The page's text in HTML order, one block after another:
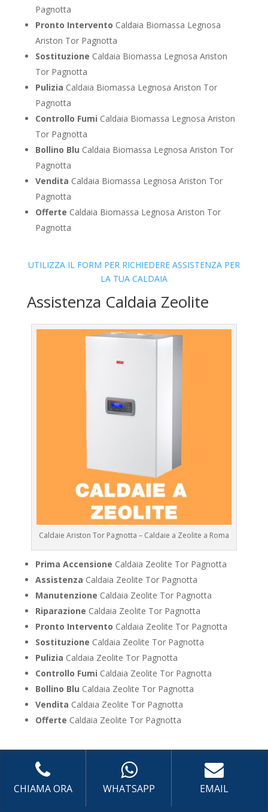
Pagnotta
Pronto Intervento Caldaia Biomassa Legnosa
Ariston Tor Pagnotta
Sostituzione Caldaia Biomassa Legnosa Ariston
Tor Pagnotta
Pulizia Caldaia Biomassa Legnosa Ariston Tor
Pagnotta
Controllo Fumi Caldaia Biomassa Legnosa Ariston
Tor Pagnotta
Bollino Blu Caldaia Biomassa Legnosa Ariston Tor
Pagnotta
Vendita Caldaia Biomassa Legnosa Ariston Tor
Pagnotta
Offerte Caldaia Biomassa Legnosa Ariston Tor
Pagnotta
UTILIZZA IL FORM PER RICHIEDERE ASSISTENZA PER
LA TUA CALDAIA
Assistenza Caldaia Zeolite
Caldaie Ariston Tor Pagnotta – Caldaie a Zeolite a Roma
Prima Accensione Caldaia Zeolite Tor Pagnotta
Assistenza Caldaia Zeolite Tor Pagnotta
Manutenzione Caldaia Zeolite Tor Pagnotta
Riparazione Caldaia Zeolite Tor Pagnotta
Pronto Intervento Caldaia Zeolite Tor Pagnotta
Sostituzione Caldaia Zeolite Tor Pagnotta
Pulizia Caldaia Zeolite Tor Pagnotta
Controllo Fumi Caldaia Zeolite Tor Pagnotta
Bollino Blu Caldaia Zeolite Tor Pagnotta
Vendita Caldaia Zeolite Tor Pagnotta
Offerte Caldaia Zeolite Tor Pagnotta
LA TUA CALDAIA
Assistenza Caldaia con
CHIAMA ORA WHATSAPP EMAIL